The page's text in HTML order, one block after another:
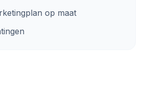
op maat